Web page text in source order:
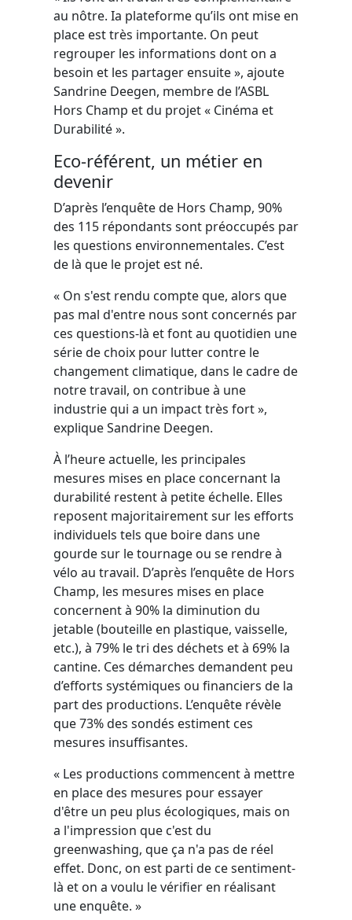
au nôtre. Ia plateforme qu’ils ont mise en
place est très importante. On peut
regrouper les informations dont on a
besoin et les partager ensuite », ajoute
Sandrine Deegen, membre de l’ASBL
Hors Champ et du projet « Cinéma et
Durabilité ».
Eco-référent, un métier en
devenir
D’après l’enquête de Hors Champ, 90%
des 115 répondants sont préoccupés par
les questions environnementales. C’est
de là que le projet est né.
« On s'est rendu compte que, alors que
pas mal d'entre nous sont concernés par
ces questions-là et font au quotidien une
série de choix pour lutter contre le
changement climatique, dans le cadre de
notre travail, on contribue à une
industrie qui a un impact très fort »,
explique Sandrine Deegen.
À l’heure actuelle, les principales
mesures mises en place concernant la
durabilité restent à petite échelle. Elles
reposent majoritairement sur les efforts
individuels tels que boire dans une
gourde sur le tournage ou se rendre à
vélo au travail. D’après l’enquête de Hors
Champ, les mesures mises en place
concernent à 90% la diminution du
jetable (bouteille en plastique, vaisselle,
etc.), à 79% le tri des déchets et à 69% la
cantine. Ces démarches demandent peu
d’efforts systémiques ou financiers de la
part des productions. L’enquête révèle
que 73% des sondés estiment ces
mesures insuffisantes.
« Les productions commencent à mettre
en place des mesures pour essayer
d'être un peu plus écologiques, mais on
a l'impression que c'est du
greenwashing, que ça n'a pas de réel
effet. Donc, on est parti de ce sentiment-
là et on a voulu le vérifier en réalisant
une enquête. »